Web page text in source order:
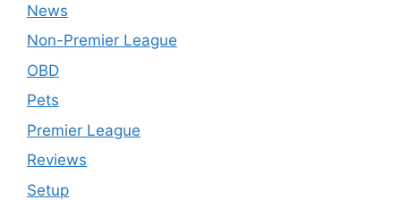
News
Non-Premier League
OBD
Pets
Premier League
Reviews
Setup